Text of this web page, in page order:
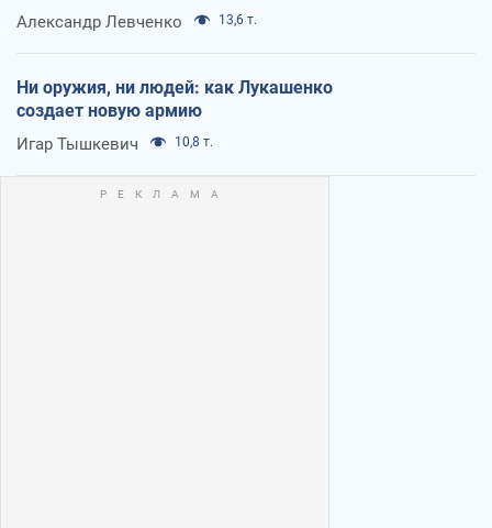
Александр Левченко 13,6 т.
Ни оружия, ни людей: как Лукашенко
создает новую армию
Игар Тышкевич 10,8 т.